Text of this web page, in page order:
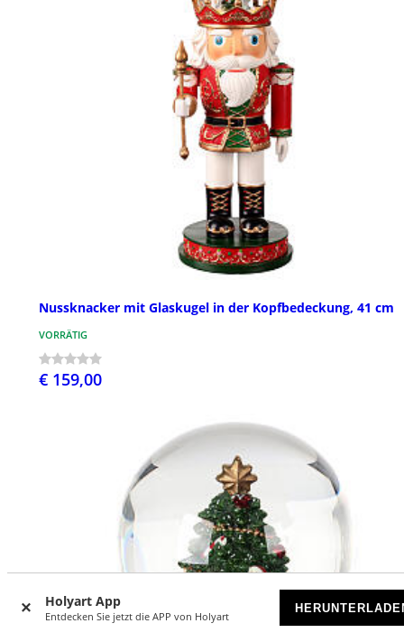
Holyart App
Entdecken Sie jetzt die APP von Holyart
Nussknacker mit Glaskugel in der Kopfbedeckung, 41 cm
VORRÄTIG
€ 159,00